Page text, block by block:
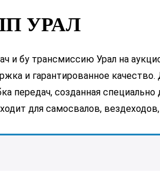
УРАЛ
и бу трансмиссию Урал на
и гарантированное
передач, созданная
для самосвалов,